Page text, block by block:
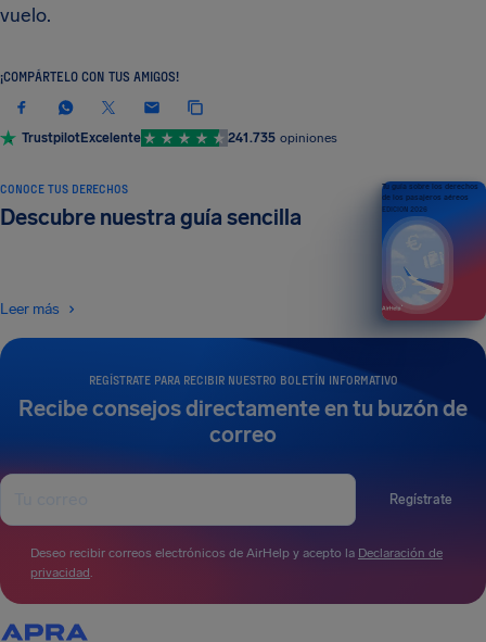
vuelo.
¡COMPÁRTELO CON TUS AMIGOS!
TrustpilotExcelente 241.735 opiniones
REGÍSTRATE PARA RECIBIR NUESTRO BOLETÍN INFORMATIVO
Recibe consejos directamente en tu buzón de
correo
Regístrate
Deseo recibir correos electrónicos de AirHelp y acepto la Declaración de
privacidad.
CONOCE TUS DERECHOS
Descubre nuestra guía sencilla
Leer más
Tu guía sobre los derechos
de los pasajeros aéreos
EDICIÓN 2026